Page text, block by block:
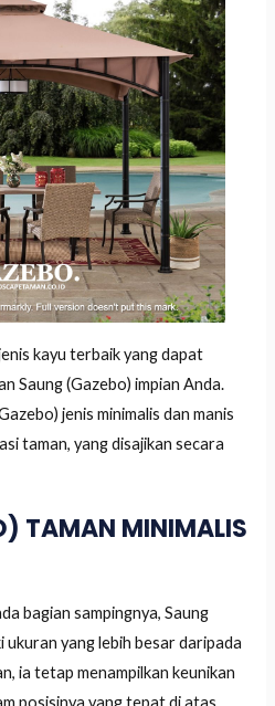
kayu terbaik yang dapat
Saung (Gazebo) impian Anda.
jenis minimalis dan manis
taman, yang disajikan secara
TAMAN MINIMALIS
bagian sampingnya, Saung
ukuran yang lebih besar daripada
ia tetap menampilkan keunikan
posisinya yang tepat di atas